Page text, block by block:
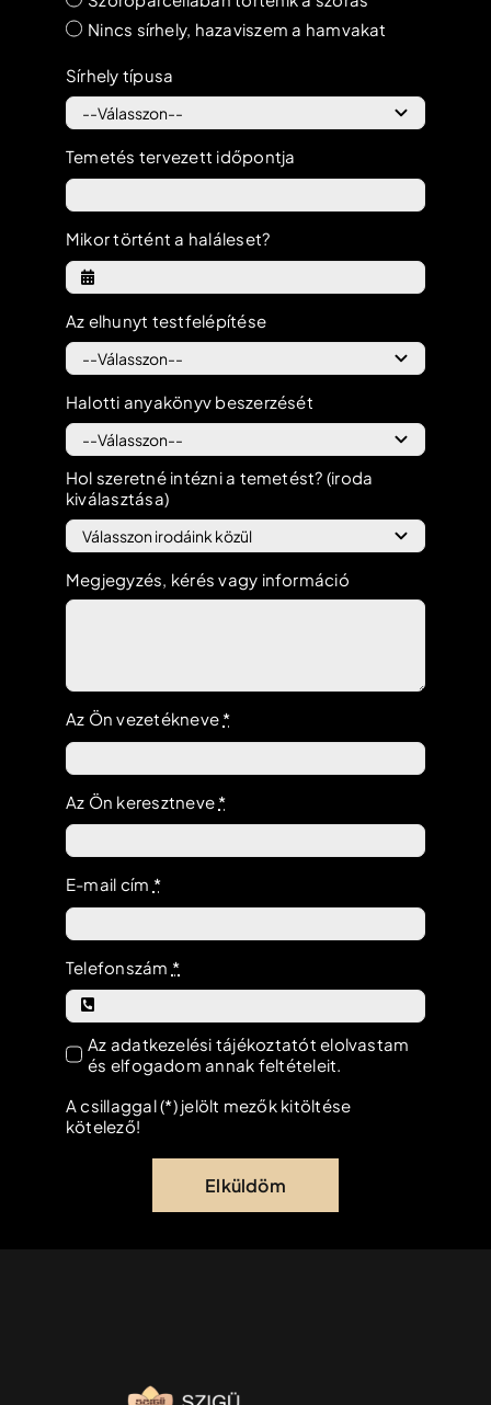
Nincs sírhely, hazaviszem a hamvakat
Sírhely típusa
Temetés tervezett időpontja
Mikor történt a haláleset?
Az elhunyt testfelépítése
Halotti anyakönyv beszerzését
Hol szeretné intézni a temetést? (iroda
kiválasztása)
Megjegyzés, kérés vagy információ
Az Ön vezetékneve *
Az Ön keresztneve *
E-mail cím *
Telefonszám *
Az adatkezelési tájékoztatót elolvastam
és elfogadom annak feltételeit.
A csillaggal (*) jelölt mezők kitöltése
kötelező!
Elküldöm